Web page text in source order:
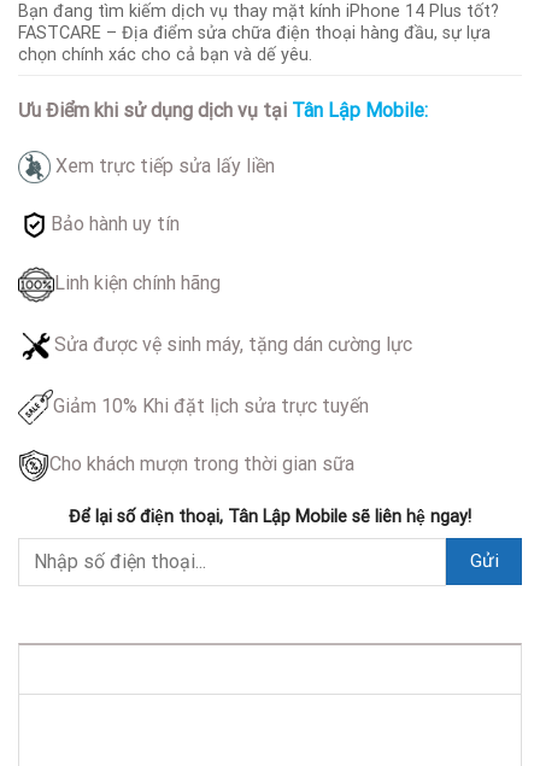
Bạn đang tìm kiếm dịch vụ thay mặt kính iPhone 14 Plus tốt?
FASTCARE – Địa điểm sửa chữa điện thoại hàng đầu, sự lựa
chọn chính xác cho cả bạn và dế yêu.
Ưu Điểm khi sử dụng dịch vụ tại Tân Lập Mobile:
Xem trực tiếp sửa lấy liền
Bảo hành uy tín
Linh kiện chính hãng
Sửa được vệ sinh máy, tặng dán cường lực
Giảm 10% Khi đặt lịch sửa trực tuyến
Cho khách mượn trong thời gian sữa
Để lại số điện thoại, Tân Lập Mobile sẽ liên hệ ngay!